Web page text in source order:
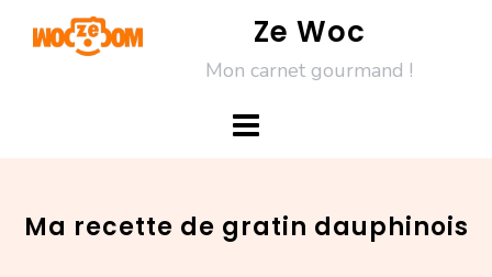
Ze Woc
Mon carnet gourmand !
Ma recette de gratin dauphinois